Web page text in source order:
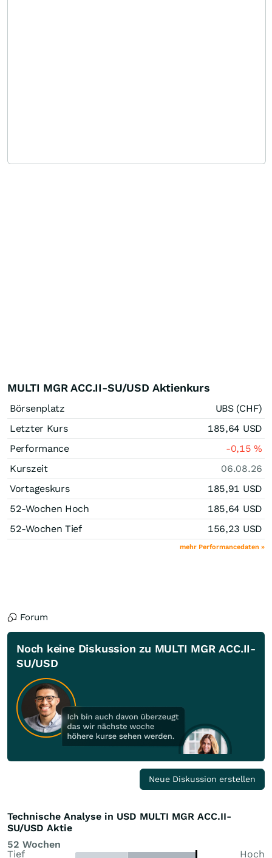
MULTI MGR ACC.II-SU/USD Aktienkurs
Börsenplatz
UBS (CHF)
Letzter Kurs
185,64 USD
Performance
-0,15%
Kurszeit
06.08.26
Vortageskurs
185,91 USD
52-Wochen Hoch
185,64 USD
52-Wochen Tief
156,23 USD
mehr Performancedaten »
Forum
Noch keine Diskussion zu MULTI MGR ACC.II-
SU/USD
Neue Diskussion erstellen
Technische Analyse in USD MULTI MGR ACC.II-
SU/USD Aktie
52 Wochen
Tief
Hoch